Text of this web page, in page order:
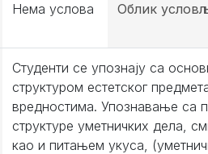
Нема услова Облик
Студенти се упознају са
структуром естетског
вредностима. Упознавање са
структуре уметничких дела,
као и питањем укуса,